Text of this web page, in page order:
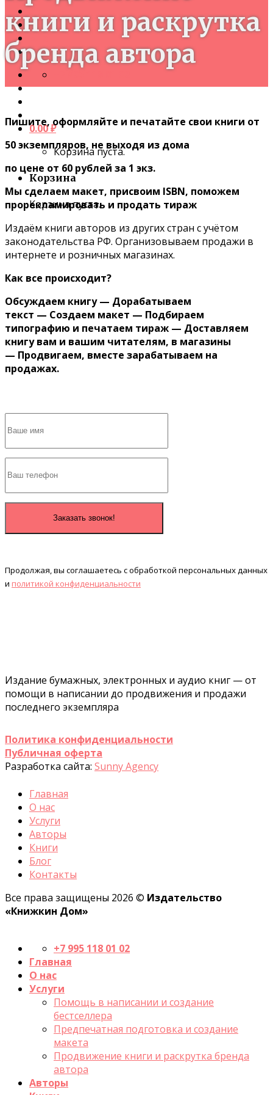
Авторы
Книги
Контакты
0.00₽
Корзина пуста.
Корзина
Корзина пуста.
книги и раскрутка
бренда автора
Пишите, оформляйте и печатайте свои книги от
50 экземпляров, не выходя из дома
по цене от 60 рублей за 1 экз.
Мы сделаем макет, присвоим ISBN, поможем
прорекламировать и продать тираж
Издаём книги авторов из других стран с учётом
законодательства РФ. Организовываем продажи в
интернете и розничных магазинах.
Как все происходит?
Обсуждаем книгу — Дорабатываем
текст — Создаем макет — Подбираем
типографию и печатаем тираж — Доставляем
книгу вам и вашим читателям, в магазины
— Продвигаем, вместе зарабатываем на
продажах.
Продолжая, вы соглашаетесь с обработкой персональных данных
и политикой конфиденциальности
Издание бумажных, электронных и аудио книг — от
помощи в написании до продвижения и продажи
последнего экземпляра
Политика конфиденциальности
Публичная оферта
Разработка сайта: Sunny Agency
Главная
О нас
Услуги
Авторы
Книги
Блог
Контакты
Все права защищены 2026 © Издательство
«Книжкин Дом»
+7 995 118 01 02
Главная
О нас
Услуги
Помощь в написании и создание
бестселлера
Предпечатная подготовка и создание
макета
Продвижение книги и раскрутка бренда
автора
Авторы